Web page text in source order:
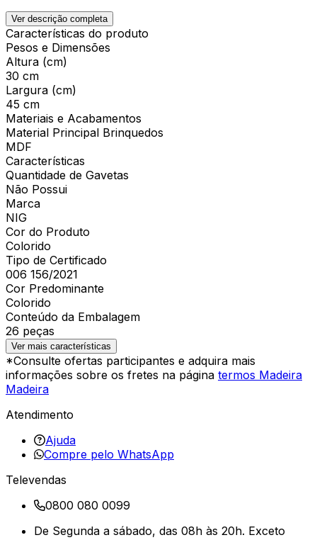
Ver descrição completa
Características do produto
Pesos e Dimensões
Altura (cm)
30 cm
Largura (cm)
45 cm
Materiais e Acabamentos
Material Principal Brinquedos
MDF
Características
Quantidade de Gavetas
Não Possui
Marca
NIG
Cor do Produto
Colorido
Tipo de Certificado
006 156/2021
Cor Predominante
Colorido
Conteúdo da Embalagem
26 peças
Ver mais características
*Consulte ofertas participantes e adquira mais
informações sobre os fretes na página termos Madeira
Madeira
Atendimento
Ajuda
Compre pelo WhatsApp
Televendas
0800 080 0099
De Segunda a sábado, das 08h às 20h. Exceto